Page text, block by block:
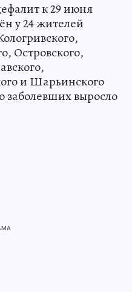
к 29 июня
у 24 жителей
Островского,
и Шарьинского
заболевших выросло